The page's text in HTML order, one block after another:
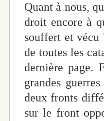
Quant à nous,
droit encore à
souffert et vécu
de toutes les
dernière page.
grandes
deux fronts
sur le front